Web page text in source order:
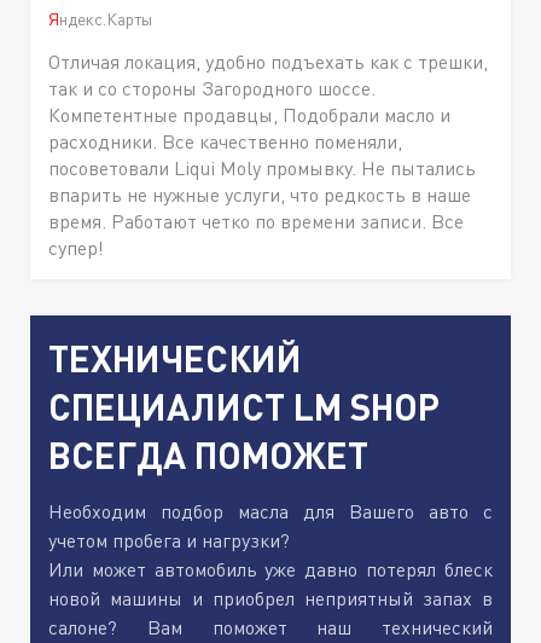
Яндекс.Карты
Отличая локация, удобно подъехать как с трешки,
так и со стороны Загородного шоссе.
Компетентные продавцы, Подобрали масло и
расходники. Все качественно поменяли,
посоветовали Liqui Moly промывку. Не пытались
впарить не нужные услуги, что редкость в наше
время. Работают четко по времени записи. Все
супер!
ТЕХНИЧЕСКИЙ
СПЕЦИАЛИСТ LM SHOP
ВСЕГДА ПОМОЖЕТ
Необходим подбор масла для Вашего авто с
учетом пробега и нагрузки?
Или может автомобиль уже давно потерял блеск
новой машины и приобрел неприятный запах в
салоне? Вам поможет наш технический